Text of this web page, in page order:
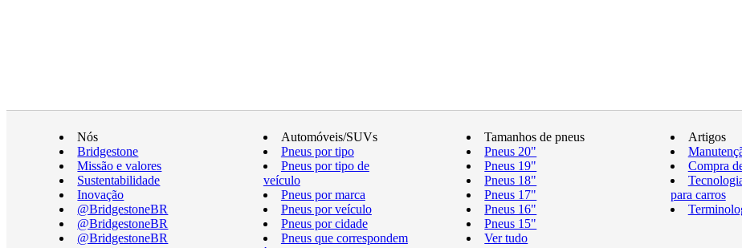
Nós
Bridgestone
Missão e valores
Sustentabilidade
Inovação
@BridgestoneBR
@BridgestoneBR
@BridgestoneBR
Automóveis/SUVs
Pneus por tipo
Pneus por tipo de
veículo
Pneus por marca
Pneus por veículo
Pneus por cidade
Pneus que correspondem
Tamanhos de pneus
Pneus 20"
Pneus 19"
Pneus 18"
Pneus 17"
Pneus 16"
Pneus 15"
Ver tudo
Artigos
Compra
para carros